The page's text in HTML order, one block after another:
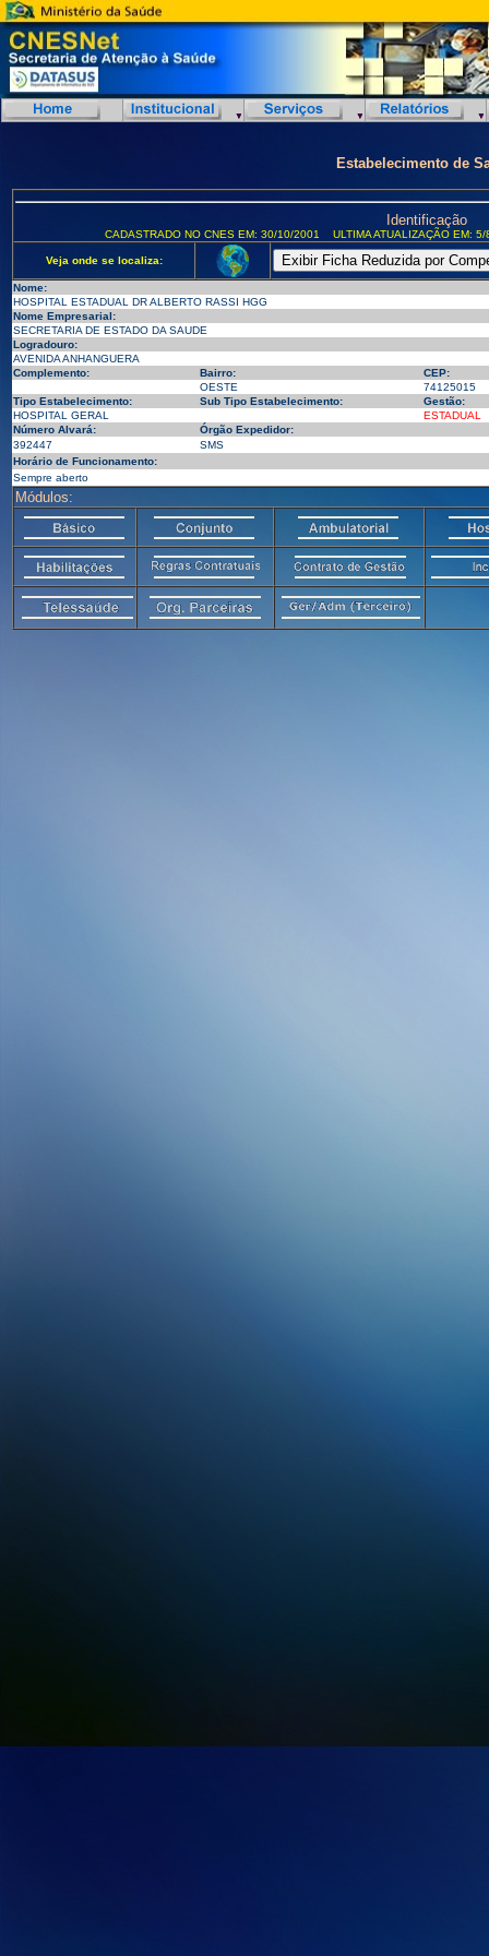
Estabelecimento de
Identificação
CADASTRADO NO CNES EM: 30/10/2001 ULTIMA ATUALIZAÇÃO EM:
Veja onde se localiza:
Nome:
HOSPITAL ESTADUAL DR ALBERTO RASSI HGG
Nome Empresarial:
SECRETARIA DE ESTADO DA SAUDE
Logradouro:
AVENIDA ANHANGUERA
Complemento:
Bairro:
CEP:
OESTE
74125015
Tipo Estabelecimento:
Sub Tipo Estabelecimento:
Gestão:
HOSPITAL GERAL
ESTADUAL
Número Alvará:
Órgão Expedidor:
392447
SMS
Horário de Funcionamento:
Sempre aberto
Módulos: